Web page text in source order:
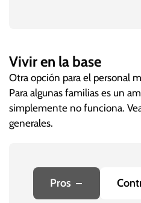
Vivir en la base
Otra opción para el personal
Para algunas familias es un
simplemente no funciona.
generales.
Pros